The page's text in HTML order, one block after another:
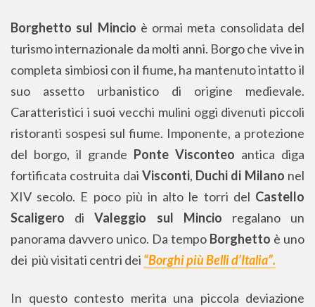
Borghetto sul Mincio è ormai meta consolidata del
turismo internazionale da molti anni. Borgo che vive in
completa simbiosi con il fiume, ha mantenuto intatto il
suo assetto urbanistico di origine medievale.
Caratteristici i suoi vecchi mulini oggi divenuti piccoli
ristoranti sospesi sul fiume. Imponente, a protezione
del borgo, il grande Ponte Visconteo antica diga
fortificata costruita dai Visconti, Duchi di Milano nel
XIV secolo. E poco più in alto le torri del Castello
Scaligero di Valeggio sul Mincio regalano un
panorama davvero unico. Da tempo Borghetto è uno
dei più visitati centri dei “Borghi più Belli d’Italia”.
In questo contesto merita una piccola deviazione